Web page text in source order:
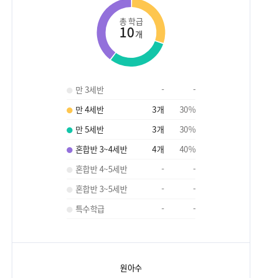
총 학급
10개
만 3세반 -
-
만 4세반
3개 30%
만 5세반
3개 30%
혼합반 3~4세반
4개 40%
혼합반 4~5세반
-
-
혼합반 3~5세반
-
-
특수학급
- -
원아수